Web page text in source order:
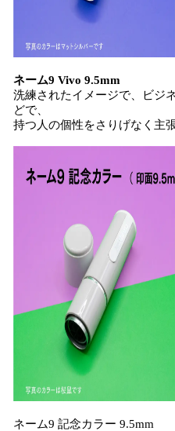
ネーム9 Vivo 9.5mm
洗練されたイメージで、ビジ
どで、
持つ人の個性をさりげなく主
ネーム9 記念カラー 9.5mm